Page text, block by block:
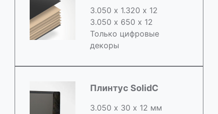
3.050 х 1.320 х 12
3.050 x 650 х 12
Только цифровые
декоры
Плинтус SolidC
3.050 х 30 х 12 мм